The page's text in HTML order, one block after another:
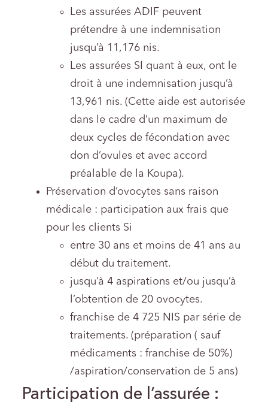
Les assurées ADIF peuvent
prétendre à une indemnisation
jusqu’à 11,176 nis.
Les assurées SI quant à eux, ont le
droit à une indemnisation jusqu’à
13,961 nis. (Cette aide est autorisée
dans le cadre d’un maximum de
deux cycles de fécondation avec
don d’ovules et avec accord
préalable de la Koupa).
Préservation d’ovocytes sans raison
médicale : participation aux frais que
pour les clients Si
entre 30 ans et moins de 41 ans au
début du traitement.
jusqu’à 4 aspirations et/ou jusqu’à
l’obtention de 20 ovocytes.
franchise de 4 725 NIS par série de
traitements. (préparation ( sauf
médicaments : franchise de 50%)
/aspiration/conservation de 5 ans)
Participation de l’assurée :